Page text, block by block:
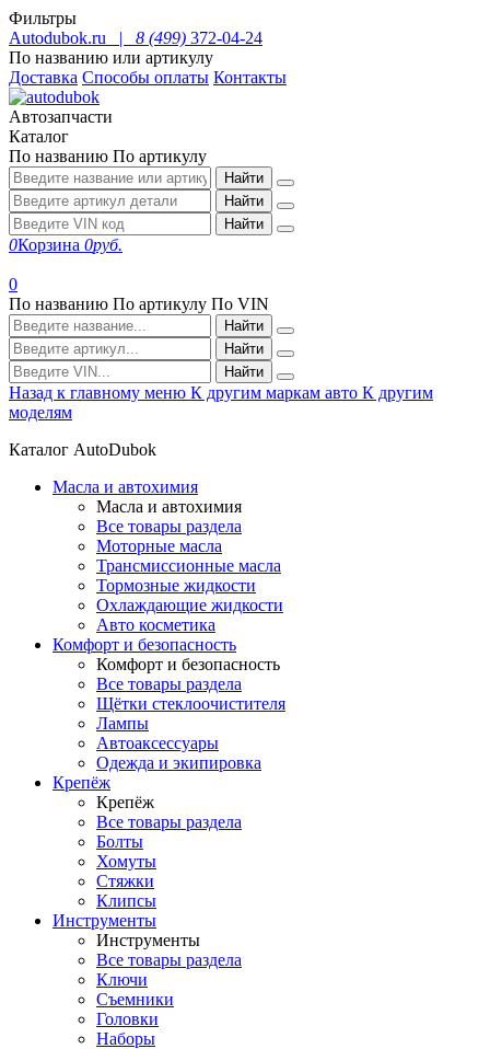
Фильтры
Autodubok.ru |
8 (499) 372-04-24
По названию или артикулу
Доставка Способы оплаты Контакты
Автозапчасти
Каталог
По названию По артикулу
Найти
Найти
Найти
0Корзина 0руб.
0
По названию По артикулу По VIN
Найти
Найти
Найти
Назад к главному меню К другим маркам авто К другим
моделям
Каталог AutoDubok
Масла и автохимия
Масла и автохимия
Все товары раздела
Моторные масла
Трансмиссионные масла
Тормозные жидкости
Охлаждающие жидкости
Авто косметика
Комфорт и безопасность
Комфорт и безопасность
Все товары раздела
Щётки стеклоочистителя
Лампы
Автоаксессуары
Одежда и экипировка
Крепёж
Крепёж
Все товары раздела
Болты
Хомуты
Стяжки
Клипсы
Инструменты
Инструменты
Все товары раздела
Ключи
Съемники
Головки
Наборы